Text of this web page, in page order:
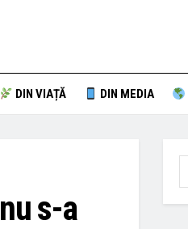
DIN VIAȚĂ DIN MEDIA
s-a